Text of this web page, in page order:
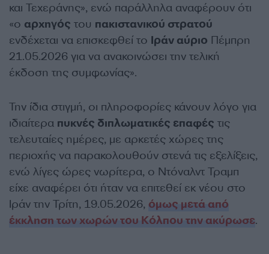
και Τεχεράνης», ενώ παράλληλα αναφέρουν ότι
«ο αρχηγός του πακιστανικού στρατού
ενδέχεται να επισκεφθεί το Ιράν αύριο Πέμπρη
21.05.2026 για να ανακοινώσει την τελική
έκδοση της συμφωνίας».
Την ίδια στιγμή, οι πληροφορίες κάνουν λόγο για
ιδιαίτερα πυκνές διπλωματικές επαφές τις
τελευταίες ημέρες, με αρκετές χώρες της
περιοχής να παρακολουθούν στενά τις εξελίξεις,
ενώ λίγες ώρες νωρίτερα, ο Ντόναλντ Τραμπ
είχε αναφέρει ότι ήταν να επιτεθεί εκ νέου στο
Ιράν την Τρίτη, 19.05.2026, όμως μετά από
έκκληση των χωρών του Κόλπου την ακύρωσε.